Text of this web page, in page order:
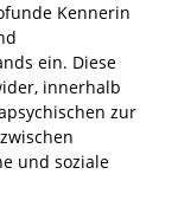
Kennerin
ein. Diese
innerhalb
zur
und soziale